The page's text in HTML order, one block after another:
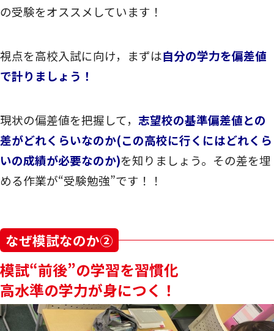
の受験をオススメしています！
視点を高校入試に向け，まずは自分の学力を偏差値
で計りましょう！
現状の偏差値を把握して， 志望校の基準偏差値との
差がどれくらいなのか(この高校に行くにはどれくら
いの成績が必要なのか)を知りましょう。その差を埋
める作業が“受験勉強”です！！
なぜ模試なのか②
模試“前後”の学習を習慣化
高水準の学力が身につく！